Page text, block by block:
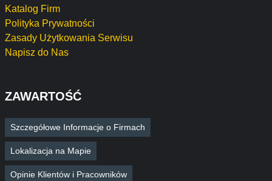
Katalog Firm
Polityka Prywatności
Zasady Użytkowania Serwisu
Napisz do Nas
ZAWARTOŚĆ
Szczegółowe Informacje o Firmach
Lokalizacja na Mapie
Opinie Klientów i Pracowników